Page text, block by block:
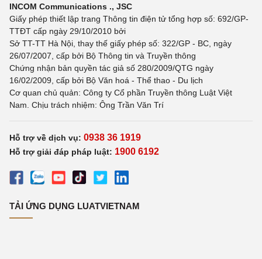
INCOM Communications ., JSC
Giấy phép thiết lập trang Thông tin điện tử tổng hợp số: 692/GP-
TTĐT cấp ngày 29/10/2010 bởi
Sở TT-TT Hà Nội, thay thế giấy phép số: 322/GP - BC, ngày
26/07/2007, cấp bởi Bộ Thông tin và Truyền thông
Chứng nhận bản quyền tác giả số 280/2009/QTG ngày
16/02/2009, cấp bởi Bộ Văn hoá - Thể thao - Du lịch
Cơ quan chủ quản: Công ty Cổ phần Truyền thông Luật Việt
Nam. Chịu trách nhiệm: Ông Trần Văn Trí
Hỗ trợ về dịch vụ: 0938 36 1919
Hỗ trợ giải đáp pháp luật: 1900 6192
TẢI ỨNG DỤNG LUATVIETNAM